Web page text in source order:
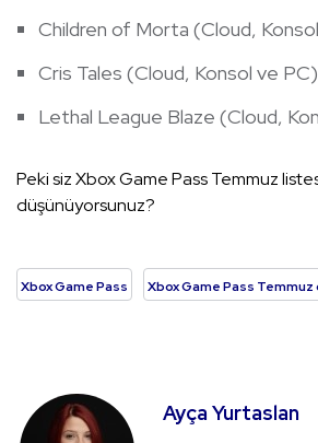
Children of Morta (Cloud,
Cris Tales (Cloud, Konsol ve PC)
Lethal League Blaze (Cloud,
Peki siz Xbox Game Pass Temmuz
düşünüyorsunuz?
Xbox Game Pass Xbox Game Pass Temmuz
Ayça Yurtaslan